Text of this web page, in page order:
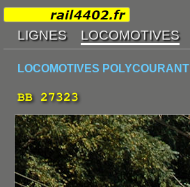
LOCOMOTIVES POLYCOURANT
BB 27323